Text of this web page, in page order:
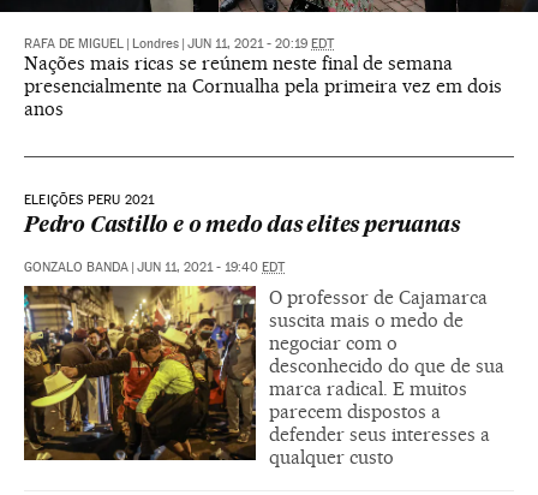
RAFA DE MIGUEL Londres JUN 11, 2021 - 20:19 EDT
Nações mais ricas se reúnem neste final de semana
presencialmente na Cornualha pela primeira vez em dois
anos
ELEIÇÕES PERU 2021
Pedro Castillo e o medo das elites peruanas
GONZALO BANDA JUN 11, 2021 - 19:40 EDT
O professor de Cajamarca
suscita mais o medo de
negociar com o
desconhecido do que de sua
marca radical. E muitos
parecem dispostos a
defender seus interesses a
qualquer custo